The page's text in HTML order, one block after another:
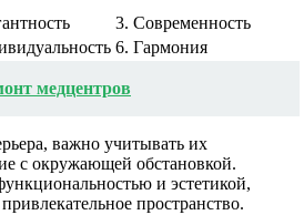
3. Современность
6. Гармония
медцентров
важно учитывать их
с окружающей обстановкой.
и эстетикой,
пространство.